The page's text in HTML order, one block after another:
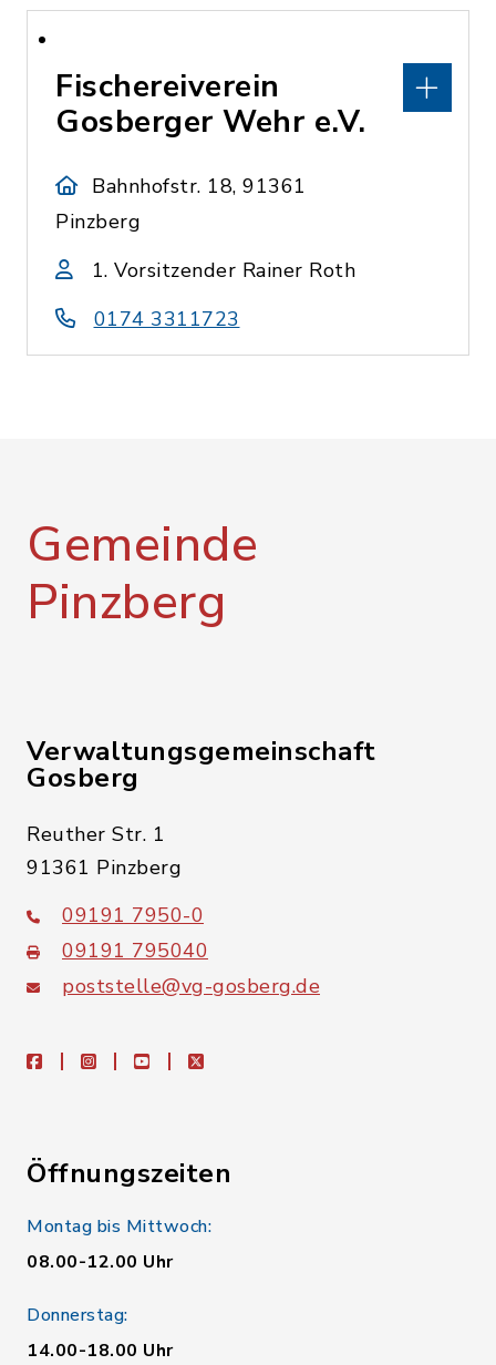
Fischereiverein
Gosberger Wehr e.V.
Bahnhofstr. 18, 91361
Pinzberg
1. Vorsitzender Rainer Roth
0174 3311723
Gemeinde
Pinzberg
Verwaltungsgemeinschaft
Gosberg
Reuther Str. 1
91361 Pinzberg
09191 7950-0
09191 795040
poststelle@vg-gosberg.de
facebookinstagramyoutubeX
Öffnungszeiten
Montag bis Mittwoch:
08.00-12.00 Uhr
Donnerstag:
14.00-18.00 Uhr